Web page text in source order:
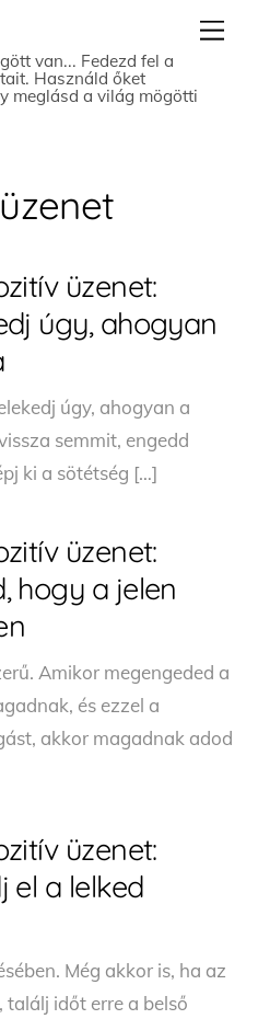
van... Fedezd fel a
Használd őket
meglásd a világ mögötti
üzenet:
úgy, ahogyan
úgy, ahogyan a
semmit, engedd
ki a sötétség […]
üzenet:
hogy a jelen
Amikor megengeded a
és ezzel a
akkor magadnak adod
üzenet:
el a lelked
Még akkor is, ha az
találj időt erre a belső